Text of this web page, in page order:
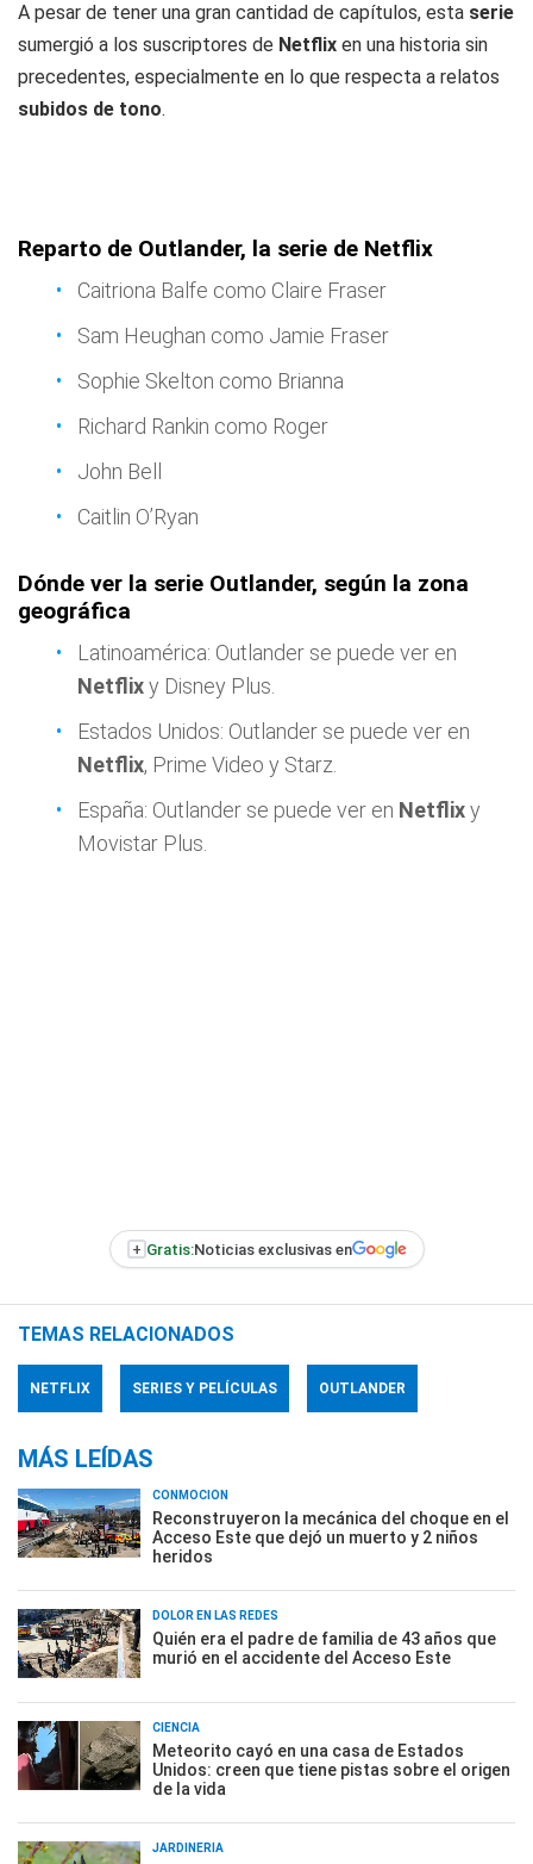
A pesar de tener una gran cantidad de capítulos, esta serie
sumergió a los suscriptores de Netflix en una historia sin
precedentes, especialmente en lo que respecta a relatos
subidos de tono.
Reparto de Outlander, la serie de Netflix
Caitriona Balfe como Claire Fraser
Sam Heughan como Jamie Fraser
Sophie Skelton como Brianna
Richard Rankin como Roger
John Bell
Caitlin O’Ryan
Dónde ver la serie Outlander, según la zona
geográfica
Latinoamérica: Outlander se puede ver en
Netflixy Disney Plus.
Estados Unidos: Outlander se puede ver en
Netflix, Prime Video y Starz.
España: Outlander se puede ver en Netflixy
Movistar Plus.
+ Gratis:Noticias exclusivas en
TEMAS RELACIONADOS
NETFLIX SERIES Y PELÍCULAS OUTLANDER
MÁS LEÍDAS
CONMOCIÓN
Reconstruyeron la mecánica del choque en el
Acceso Este que dejó un muerto y 2 niños
heridos
DOLOR EN LAS REDES
Quién era el padre de familia de 43 años que
murió en el accidente del Acceso Este
CIENCIA
Meteorito cayó en una casa de Estados
Unidos: creen que tiene pistas sobre el origen
de la vida
JARDINERÍA